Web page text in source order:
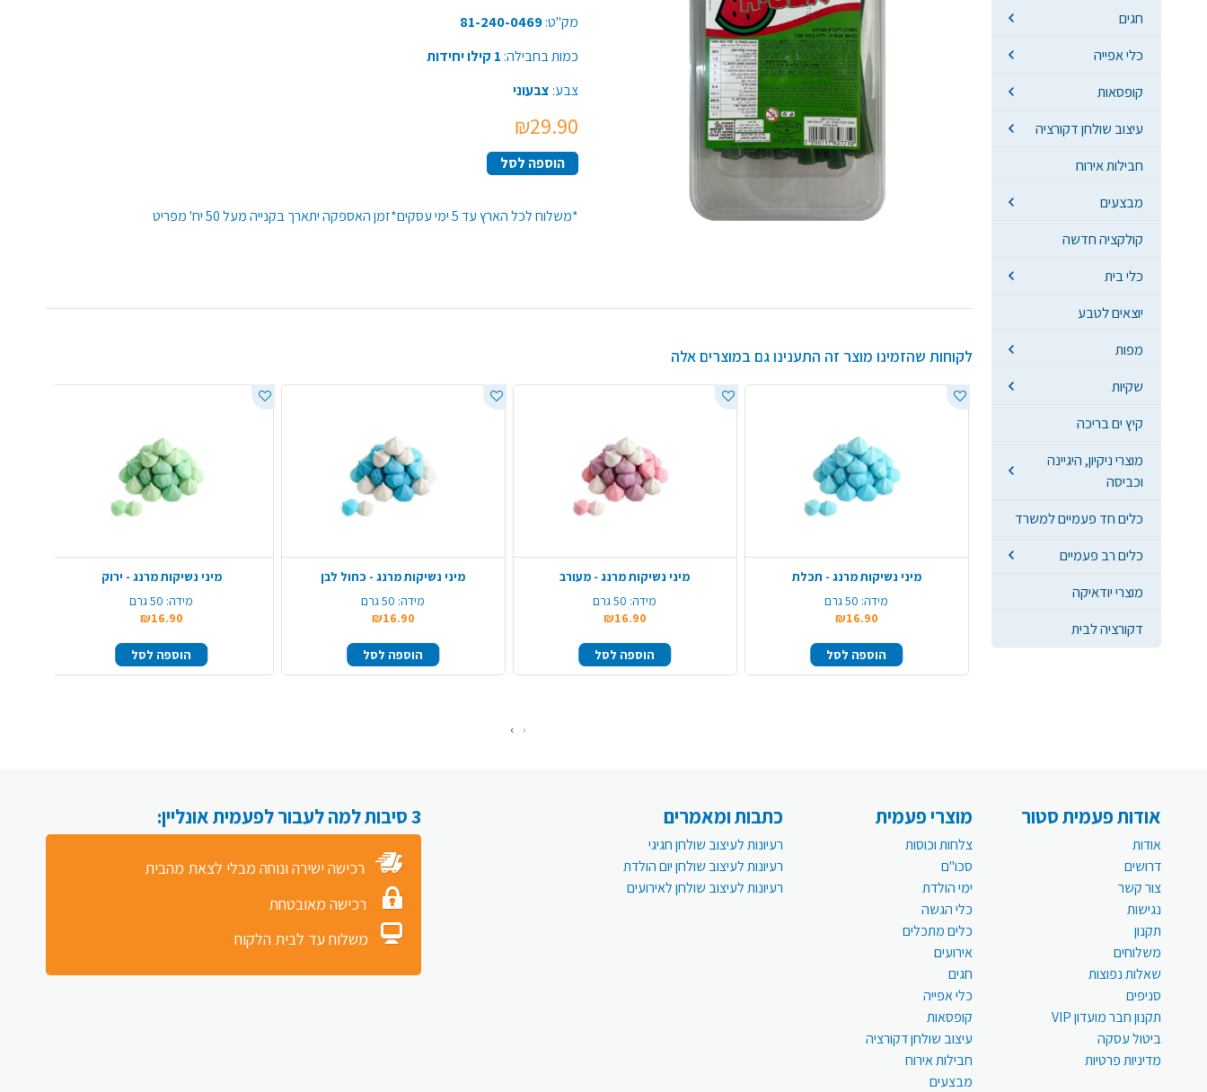
חגים
כלי אפייה
קופסאות
עיצוב שולחן דקורציה
חבילות אירוח
מבצעים
קולקציה חדשה
כלי בית
יוצאים לטבע
מפות
שקיות
קיץ ים בריכה
מוצרי ניקיון, היגיינה
וכביסה
כלים חד פעמיים למשרד
כלים רב פעמיים
מוצרי יודאיקה
דקורציה לבית
מק"ט:81-240-0469
כמות בחבילה: 1 קילו יחידות
צבע: צבעוני
₪29.90
הוספה לסל
*משלוח לכל הארץ עד 5 ימי עסקים*זמן האספקה יתארך בקנייה מעל 50 יח' מפריט
לקוחות שהזמינו מוצר זה התענינו גם במוצרים אלה
מיני נשיקות מרנג - תכלת
מידה: 50 גרם
₪16.90
הוספה לסל
מיני נשיקות מרנג - מעורב
מידה: 50 גרם
₪16.90
הוספה לסל
מיני נשיקות מרנג - כחול לבן
מידה: 50 גרם
₪16.90
הוספה לסל
מיני נשיקות מרנג - ירוק
מידה: 50 גרם
₪16.90
הוספה לסל
‹
›
אודות פעמית סטור
אודות
דרושים
צור קשר
נגישות
תקנון
משלוחים
שאלות נפוצות
סניפים
תקנון חבר מועדון VIP
ביטול עסקה
מדיניות פרטיות
מוצרי פעמית
צלחות וכוסות
סכו"ם
ימי הולדת
כלי הגשה
כלים מתכלים
אירועים
חגים
כלי אפייה
קופסאות
עיצוב שולחן דקורציה
חבילות אירוח
מבצעים
כתבות ומאמרים
רעיונות לעיצוב שולחן חגיגי
רעיונות לעיצוב שולחן יום הולדת
רעיונות לעיצוב שולחן לאירועים
3 סיבות למה לעבור לפעמית אונליין:
רכישה ישירה ונוחה מבלי לצאת מהבית
רכישה מאובטחת
משלוח עד לבית הלקוח